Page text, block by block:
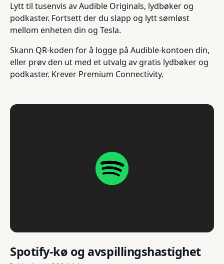
Lytt til tusenvis av Audible Originals, lydbøker og
podkaster. Fortsett der du slapp og lytt sømløst
mellom enheten din og Tesla.
Skann QR-koden for å logge på Audible-kontoen din,
eller prøv den ut med et utvalg av gratis lydbøker og
podkaster. Krever Premium Connectivity.
Spotify-kø og avspillingshastighet